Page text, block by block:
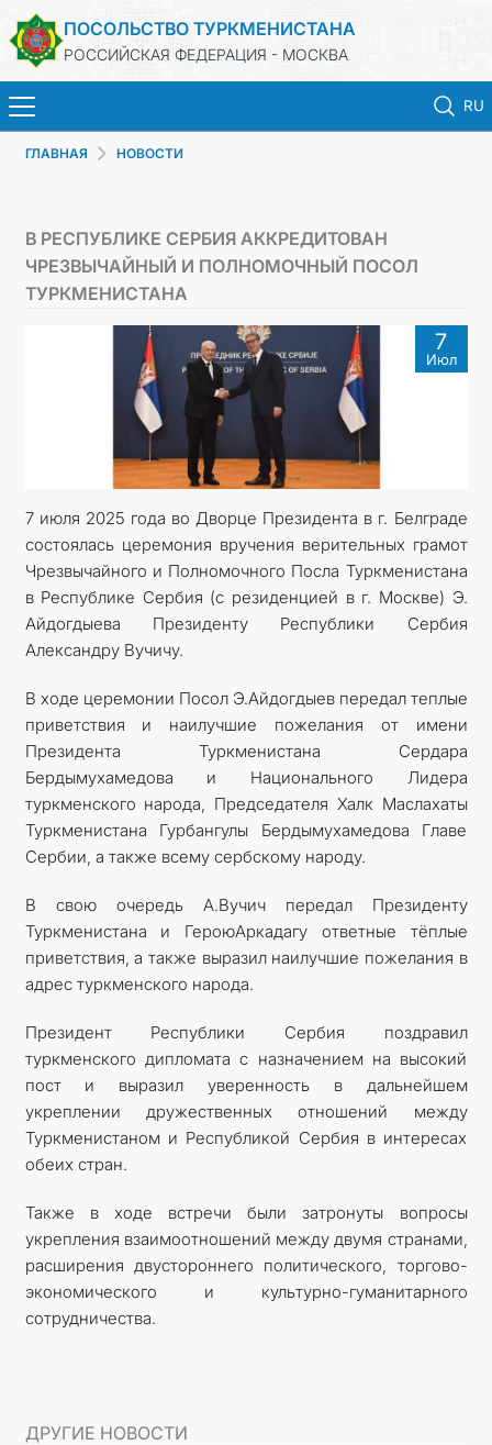
ПОСОЛЬСТВО ТУРКМЕНИСТАНА
РОССИЙСКАЯ ФЕДЕРАЦИЯ - МОСКВА
RU
КОНСУЛЬСКИЕ УСЛУГИ
ВИЗА
КОНТАКТНЫЕ ДАННЫЕ
ГЛАВНАЯ НОВОСТИ
В РЕСПУБЛИКЕ СЕРБИЯ АККРЕДИТОВАН
ЧРЕЗВЫЧАЙНЫЙ И ПОЛНОМОЧНЫЙ ПОСОЛ
ТУРКМЕНИСТАНА
7
Июл
7 июля 2025 года во Дворце Президента в г. Белграде
состоялась церемония вручения верительных грамот
Чрезвычайного и Полномочного Посла Туркменистана
в Республике Сербия (с резиденцией в г. Москве) Э.
Айдогдыева Президенту Республики Сербия
Александру Вучичу.
В ходе церемонии Посол Э.Айдогдыев передал теплые
приветствия и наилучшие пожелания от имени
Президента Туркменистана Сердара
Бердымухамедова и Национального Лидера
туркменского народа, Председателя Халк Маслахаты
Туркменистана Гурбангулы Бердымухамедова Главе
Сербии, а также всему cербскому народу.
В свою очередь А.Вучич передал Президенту
Туркменистана и Герою­Аркадагу ответные тёплые
приветствия, а также выразил наилучшие пожелания в
адрес туркменского народа.
Президент Республики Сербия поздравил
туркменского дипломата с назначением на высокий
пост и выразил уверенность в дальнейшем
укреплении дружественных отношений между
Туркменистаном и Республикой Сербия в интересах
обеих стран.
Также в ходе встречи были затронуты вопросы
укрепления взаимоотношений между двумя странами,
расширения двустороннего политического, торгово-
экономического и культурно-гуманитарного
сотрудничества.
ДРУГИЕ НОВОСТИ